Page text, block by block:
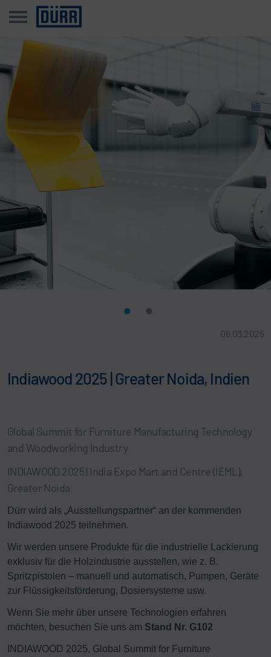
06.03.2025
Indiawood 2025 | Greater Noida, Indien
Global Summit for Furniture Manufacturing Technology
and Woodworking Industry
INDIAWOOD 2025 | India Expo Mart and Centre (IEML),
Greater Noida
Dürr wird als „Ausstellungspartner“ an der kommenden
Indiawood 2025 teilnehmen.
Wir werden unsere Produkte für die industrielle Lackierung
exklusiv für die Holzindustrie ausstellen, wie z. B.
Spritzpistolen – manuell und automatisch, Pumpen, Geräte
zur Flüssigkeitsförderung, Dosiersysteme usw.
Wenn Sie mehr über unsere Technologien erfahren
möchten, besuchen Sie uns am Stand Nr. G102
INDIAWOOD 2025, Global Summit for Furniture